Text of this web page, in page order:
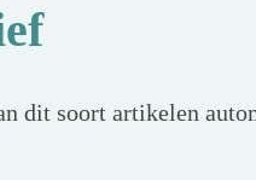
dit soort artikelen